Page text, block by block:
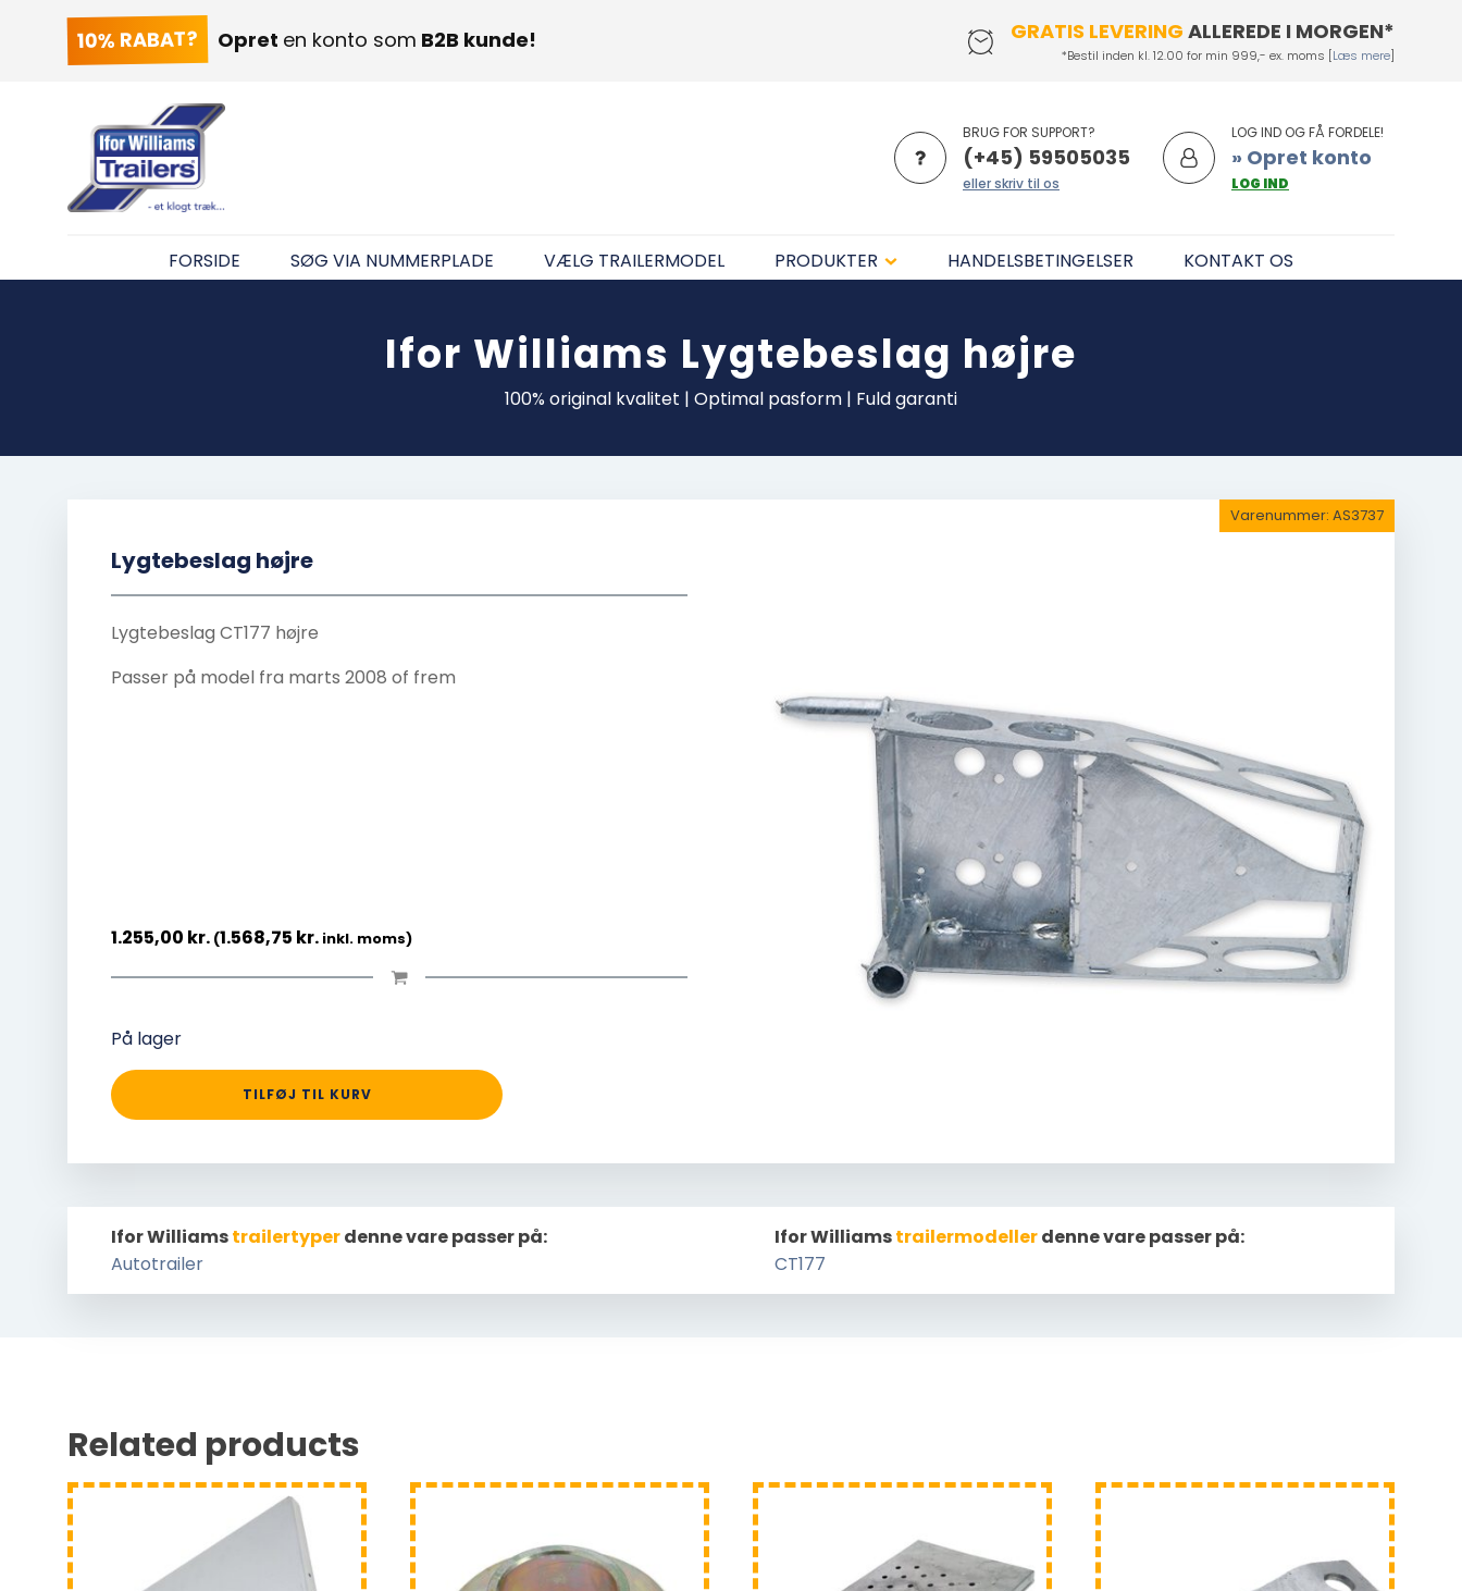
10% RABAT? Opret en konto som B2B kunde! GRATIS LEVERING ALLEREDE I MORGEN*
*Bestil inden kl. 12.00 for min 999,- ex. moms [Læs mere]
BRUG FOR SUPPORT?
(+45) 59505035
eller skriv til os
LOG IND OG FÅ FORDELE!
» Opret konto
LOG IND
FORSIDE SØG VIA NUMMERPLADE VÆLG TRAILERMODEL PRODUKTER HANDELSBETINGELSER KONTAKT OS
Ifor Williams Lygtebeslag højre
100% original kvalitet | Optimal pasform | Fuld garanti
Lygtebeslag højre
Lygtebeslag CT177 højre
Passer på model fra marts 2008 of frem
1.255,00 kr. (1.568,75 kr. inkl. moms)
På lager
TILFØJ TIL KURV
Varenummer: AS3737
Ifor Williamstrailertyperdenne vare passer på:
Autotrailer
Ifor Williamstrailermodellerdenne vare passer på:
CT177
Related products